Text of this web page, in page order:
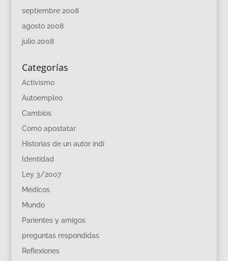
septiembre 2008
agosto 2008
julio 2008
Categorías
Activismo
Autoempleo
Cambios
Como apostatar
Historias de un autor indi
Identidad
Ley 3/2007
Médicos
Mundo
Parientes y amigos
preguntas respondidas
Reflexiones